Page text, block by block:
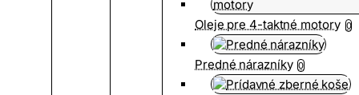
Oleje pre 4-taktné motory 0
Predné nárazníky 0